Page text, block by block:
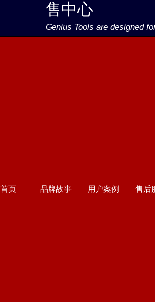
售中心
Genius Tools are designed
首页 品牌故事 用户案例 售后